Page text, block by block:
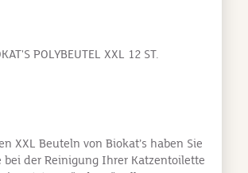
POLYBEUTEL XXL 12 ST.
XXL Beuteln von Biokat’s haben Sie
bei der Reinigung Ihrer Katzentoilette